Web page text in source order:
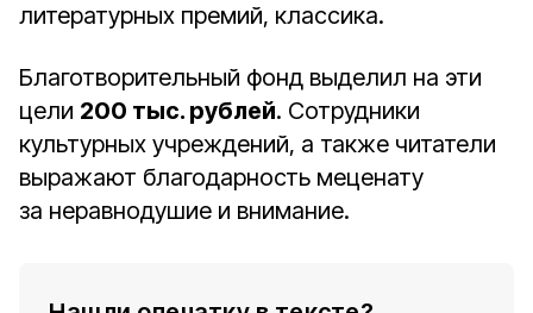
литературных премий, классика.
Благотворительный фонд выделил на эти
цели 200 тыс. рублей. Сотрудники
культурных учреждений, а также читатели
выражают благодарность меценату
за неравнодушие и внимание.